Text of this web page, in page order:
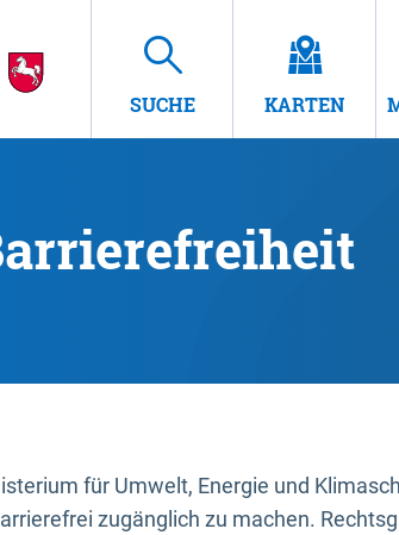
SUCHE KARTEN
für Umwelt, Energie und
zugänglich zu machen.